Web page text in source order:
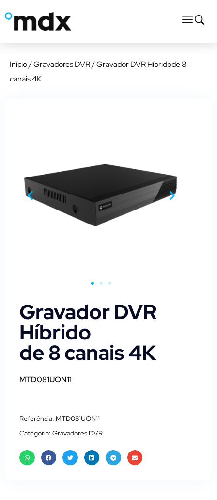
Início/Gravadores DVR/ Gravador DVR Híbridode 8
canais 4K
Gravador DVR
Híbrido
de 8 canais 4K
MTD081UON11
Referência: MTD081UON11
Categoria: Gravadores DVR